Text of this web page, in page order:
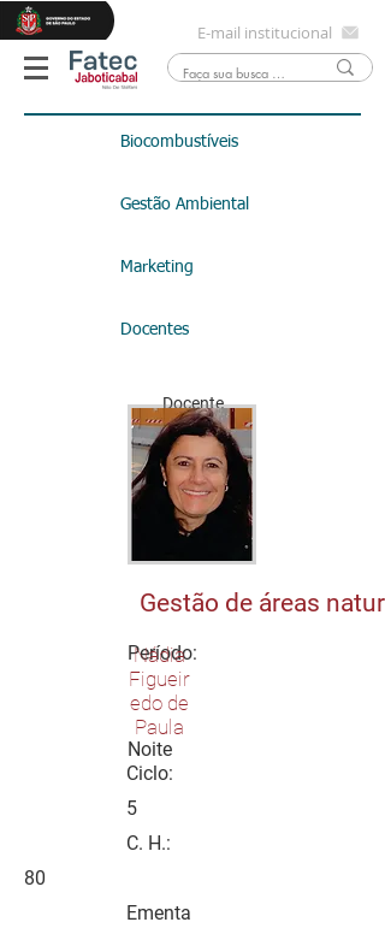
E-mail institucional
Biocombustíveis
Gestão Ambiental
Marketing
Docentes
Docente
Gestão de áreas
Período:
Noite
Nádia
Figueir
edo de
Paula
Ciclo:
5
C. H.:
80
Ementa